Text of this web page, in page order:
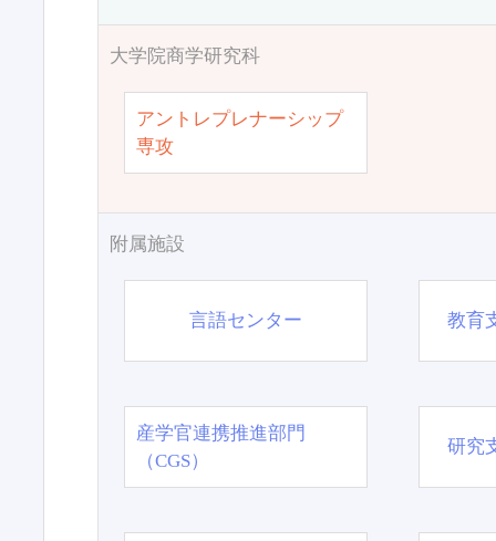
大学院商学研究科
アントレプレナーシップ
専攻
附属施設
言語センター 教育
産学官連携推進部門
（CGS）
研究